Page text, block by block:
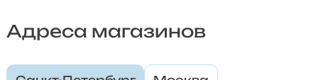
Адреса магазинов